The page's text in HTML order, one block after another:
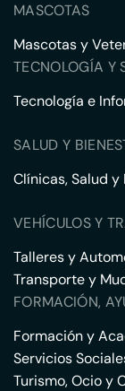
MASCOTAS
Mascotas y
TECNOLOGÍA Y
Tecnología e
SALUD Y
Clínicas, Salud y
VEHÍCULOS Y
Talleres y
Transporte y
FORMACIÓN,
Formación y
Servicios
Turismo, Ocio y